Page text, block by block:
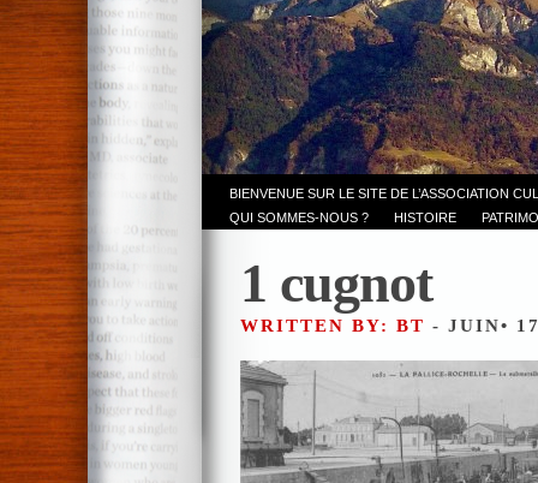
BIENVENUE SUR LE SITE DE L’ASSOCIATION
QUI SOMMES-NOUS ?
HISTOIRE
1 cugnot
WRITTEN BY: BT - JUIN•